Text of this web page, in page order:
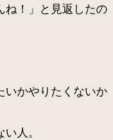
！」と見返したの
かやりたくないか
人。